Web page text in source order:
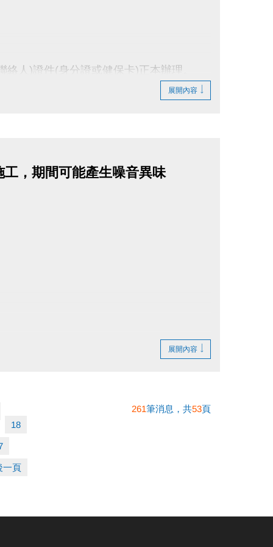
人)證件(身分證或健保卡)正本辦理。
展開內容
，期間可能產生噪音異味
展開內容
18
一頁
261筆消息，共53頁